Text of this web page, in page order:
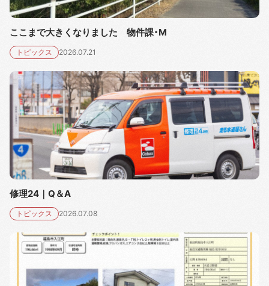
ここまで大きくなりました 物件課・M
トピックス 2026.07.21
修理24｜Q＆A
トピックス 2026.07.08